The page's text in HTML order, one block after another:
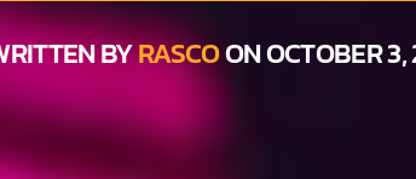
BYRASCOON OCTOBER